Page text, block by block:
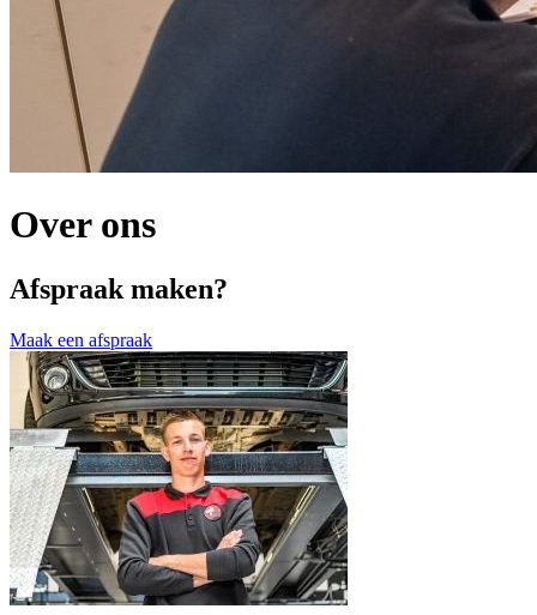
Over ons
Afspraak maken?
Maak een afspraak